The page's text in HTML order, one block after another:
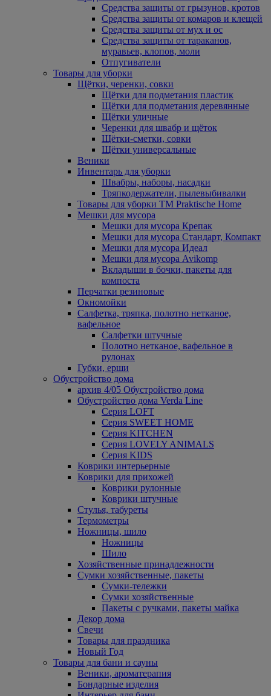
Средства защиты от грызунов, кротов
Средства защиты от комаров и клещей
Средства защиты от мух и ос
Средства защиты от тараканов,
муравьев, клопов, моли
Отпугиватели
Товары для уборки
Щётки, черенки, совки
Щётки для подметания пластик
Щётки для подметания деревянные
Щётки уличные
Черенки для швабр и щёток
Щётки-сметки, совки
Щётки универсальные
Веники
Инвентарь для уборки
Швабры, наборы, насадки
Тряпкодержатели, пылевыбивалки
Товары для уборки ТМ Praktische Home
Мешки для мусора
Мешки для мусора Крепак
Мешки для мусора Стандарт, Компакт
Мешки для мусора Идеал
Мешки для мусора Avikomp
Вкладыши в бочки, пакеты для
компоста
Перчатки резиновые
Окномойки
Салфетка, тряпка, полотно нетканое,
вафельное
Салфетки штучные
Полотно нетканое, вафельное в
рулонах
Губки, ерши
Обустройство дома
архив 4/05 Обустройство дома
Обустройство дома Verda Line
Серия LOFT
Серия SWEET HOME
Серия KITCHEN
Серия LOVELY ANIMALS
Серия KIDS
Коврики интерьерные
Коврики для прихожей
Коврики рулонные
Коврики штучные
Стулья, табуреты
Термометры
Ножницы, шило
Ножницы
Шило
Хозяйственные принадлежности
Сумки хозяйственные, пакеты
Сумки-тележки
Сумки хозяйственные
Пакеты с ручками, пакеты майка
Декор дома
Свечи
Товары для праздника
Новый Год
Товары для бани и сауны
Веники, ароматерапия
Бондарные изделия